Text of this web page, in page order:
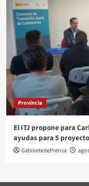
Provincia
El ITJ propone para
ayudas para 5
GabinetedePrensa